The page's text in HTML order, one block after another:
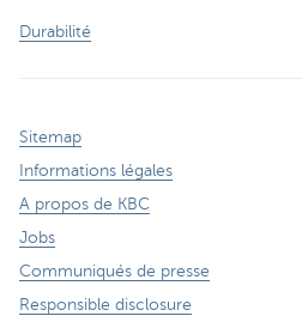
Durabilité
Sitemap
Informations légales
A propos de KBC
Jobs
Communiqués de presse
Responsible disclosure